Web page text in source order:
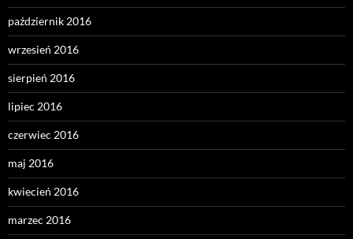
październik 2016
wrzesień 2016
sierpień 2016
lipiec 2016
czerwiec 2016
maj 2016
kwiecień 2016
marzec 2016